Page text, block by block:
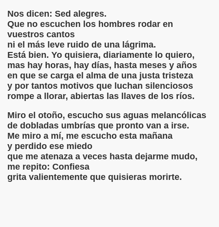
Nos dicen: Sed alegres.
Que no escuchen los hombres rodar en
vuestros cantos
ni el más leve ruido de una lágrima.
Está bien. Yo quisiera, diariamente lo quiero,
mas hay horas, hay días, hasta meses y años
en que se carga el alma de una justa tristeza
y por tantos motivos que luchan silenciosos
rompe a llorar, abiertas las llaves de los ríos.
Miro el otoño, escucho sus aguas melancólicas
de dobladas umbrías que pronto van a irse.
Me miro a mí, me escucho esta mañana
y perdido ese miedo
que me atenaza a veces hasta dejarme mudo,
me repito: Confiesa
grita valientemente que quisieras morirte.
DARWISH – HOMENAJE A LAS VÍCTIMAS DE GAZA-
DARWISH- – “A MI MADRE”
MAHMOUD DARWISH
SABINES
JAIME SABINES
NEBLINOSO